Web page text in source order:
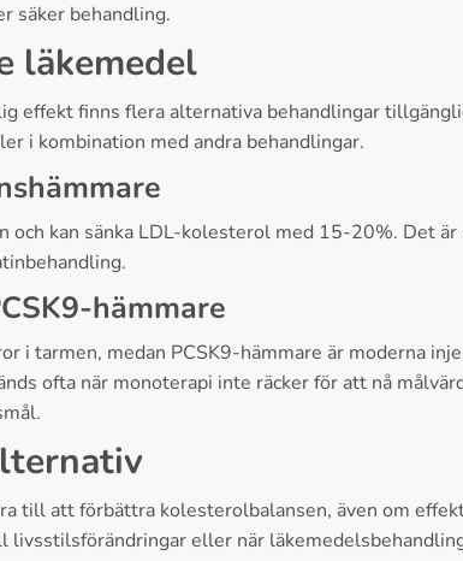
säker behandling.
läkemedel
effekt finns flera alternativa behandlingar
i kombination med andra behandlingar.
och kan sänka LDL-kolesterol med 15-20%. Det
hämmare
i tarmen, medan PCSK9-hämmare är moderna
ofta när monoterapi inte räcker för att nå
till att förbättra kolesterolbalansen, även om
eller när